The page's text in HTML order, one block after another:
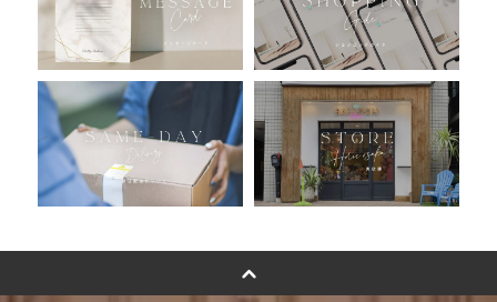
バルーン自動販売機
浮くバルーンオーダーメイド - coming soonn -
卓上バルーンオーダーメイド
ムーンリットバルーンについて
その他オーダーメイド
バルーンフラワーブーケについて